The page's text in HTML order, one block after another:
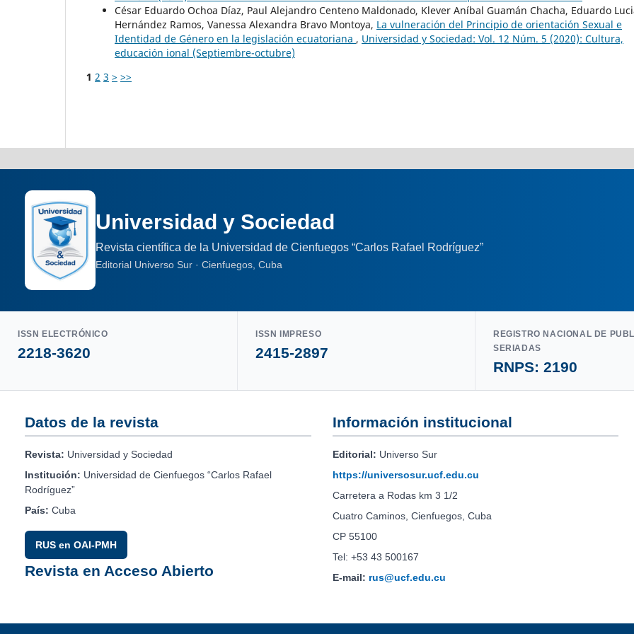
César Eduardo Ochoa Díaz, Paul Alejandro Centeno Maldonado, Klever Aníbal Guamán Chacha, Eduardo
Hernández Ramos, Vanessa Alexandra Bravo Montoya, La vulneración del Principio de orientación Sexual e
Identidad de Género en la legislación ecuatoriana , Universidad y Sociedad: Vol. 12 Núm. 5 (2020): Cultura,
educación ional (Septiembre-octubre)
1 2 3 > >>
Universidad y Sociedad
Revista científica de la Universidad de Cienfuegos “Carlos Rafael Rodríguez”
Editorial Universo Sur · Cienfuegos, Cuba
ISSN ELECTRÓNICO
2218-3620
ISSN IMPRESO
2415-2897
REGISTRO NACIONAL DE
SERIADAS
RNPS: 2190
Datos de la revista
Revista: Universidad y Sociedad
Institución: Universidad de Cienfuegos “Carlos Rafael
Rodríguez”
País: Cuba
RUS en OAI-PMH
Revista en Acceso Abierto
Información institucional
Editorial: Universo Sur
https://universosur.ucf.edu.cu
Carretera a Rodas km 3 1/2
Cuatro Caminos, Cienfuegos, Cuba
CP 55100
Tel: +53 43 500167
E-mail: rus@ucf.edu.cu